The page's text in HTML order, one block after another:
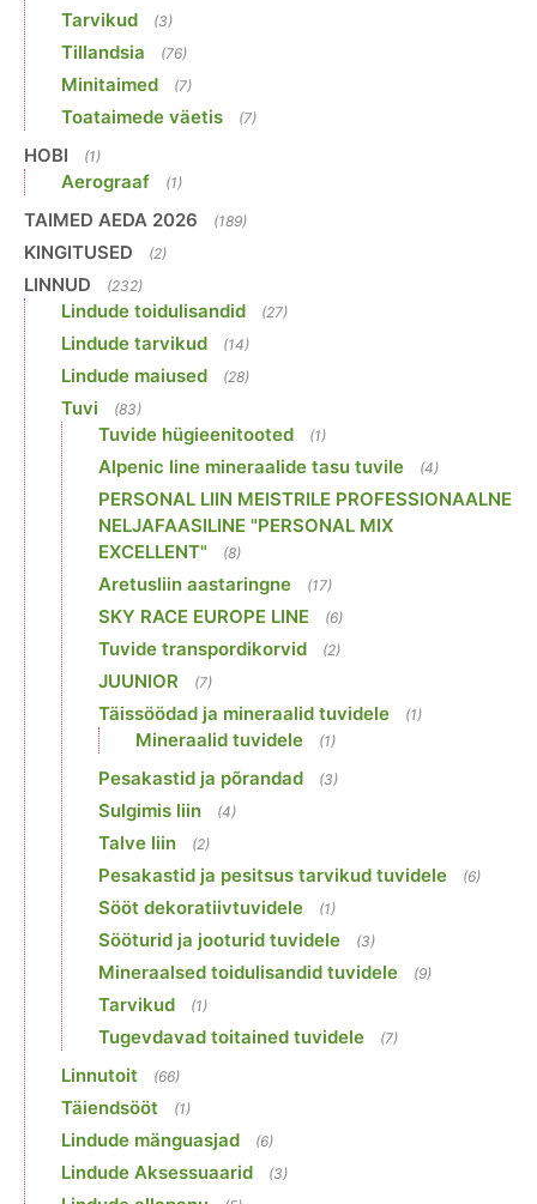
Tarvikud (3)
Tillandsia (76)
Minitaimed (7)
Toataimede väetis (7)
HOBI (1)
Aerograaf (1)
TAIMED AEDA 2026 (189)
KINGITUSED (2)
LINNUD (232)
Lindude toidulisandid (27)
Lindude tarvikud (14)
Lindude maiused (28)
Tuvi (83)
Tuvide hügieenitooted (1)
Alpenic line mineraalide tasu tuvile (4)
PERSONAL LIIN MEISTRILE PROFESSIONAALNE
NELJAFAASILINE "PERSONAL MIX
EXCELLENT"
(8)
Aretusliin aastaringne (17)
SKY RACE EUROPE LINE (6)
Tuvide transpordikorvid (2)
JUUNIOR (7)
Täissöödad ja mineraalid tuvidele (1)
Mineraalid tuvidele (1)
Pesakastid ja põrandad (3)
Sulgimis liin (4)
Talve liin (2)
Pesakastid ja pesitsus tarvikud tuvidele (6)
Sööt dekoratiivtuvidele (1)
Sööturid ja jooturid tuvidele (3)
Mineraalsed toidulisandid tuvidele (9)
Tarvikud (1)
Tugevdavad toitained tuvidele (7)
Linnutoit (66)
Täiendsööt (1)
Lindude mänguasjad (6)
Lindude Aksessuaarid (3)